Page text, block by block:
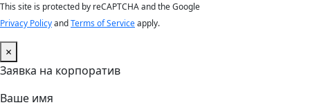
This site is protected by reCAPTCHA and the Google
Privacy PolicyandTerms of Serviceapply.
×
Заявка на корпоратив
Ваше имя